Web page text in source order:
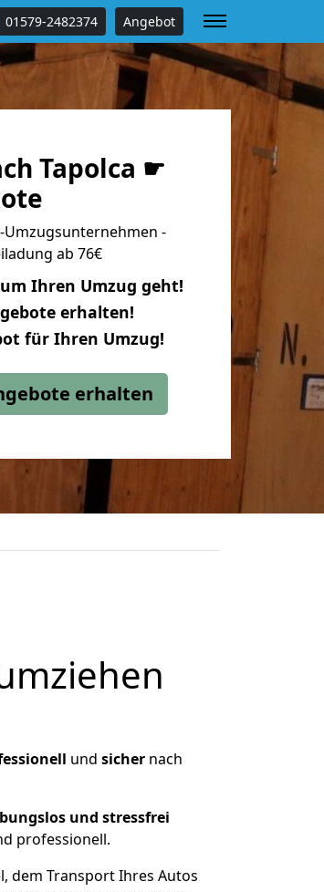
01579-2482374 Angebot
Tapolca ☛
Umzugsunternehmen -
ab 76€
Ihren Umzug geht!
erhalten!
für Ihren Umzug!
erhalten
und sicher nach
und stressfrei
professionell.
dem Transport Ihres Autos